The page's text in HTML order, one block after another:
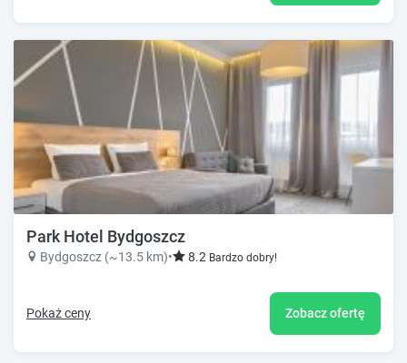
Park Hotel Bydgoszcz
Bydgoszcz (~13.5 km)• 8.2 Bardzo dobry!
Pokaż ceny Zobacz ofertę